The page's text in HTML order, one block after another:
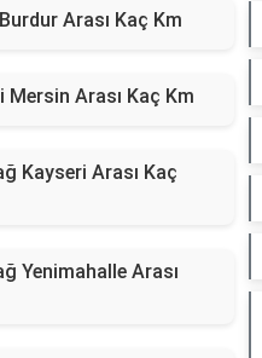
Arası Kaç Km
Mersin Arası Kaç Km
Kayseri Arası Kaç
Yenimahalle Arası